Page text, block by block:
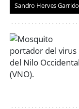
Sandro Herves Garrido